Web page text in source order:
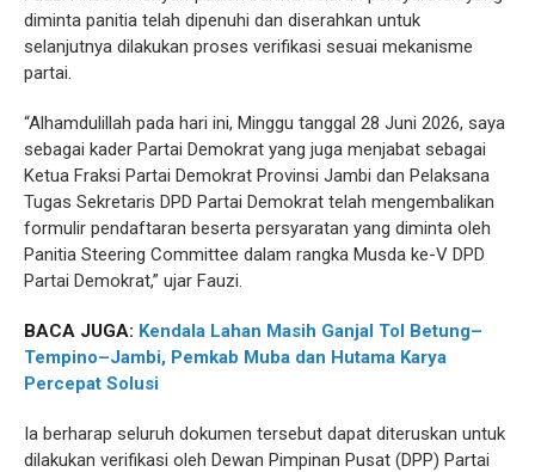
diminta panitia telah dipenuhi dan diserahkan untuk
selanjutnya dilakukan proses verifikasi sesuai mekanisme
partai.
“Alhamdulillah pada hari ini, Minggu tanggal 28 Juni 2026, saya
sebagai kader Partai Demokrat yang juga menjabat sebagai
Ketua Fraksi Partai Demokrat Provinsi Jambi dan Pelaksana
Tugas Sekretaris DPD Partai Demokrat telah mengembalikan
formulir pendaftaran beserta persyaratan yang diminta oleh
Panitia Steering Committee dalam rangka Musda ke-V DPD
Partai Demokrat,” ujar Fauzi.
BACA JUGA: Kendala Lahan Masih Ganjal Tol Betung–
Tempino–Jambi, Pemkab Muba dan Hutama Karya
Percepat Solusi
Ia berharap seluruh dokumen tersebut dapat diteruskan untuk
dilakukan verifikasi oleh Dewan Pimpinan Pusat (DPP) Partai